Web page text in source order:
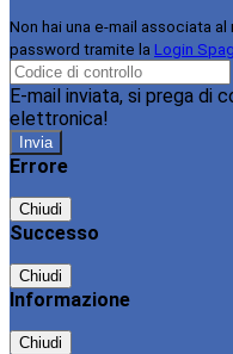
Non hai una e-mail associata
password tramite la Login
E-mail inviata, si prega di
elettronica!
Errore
Chiudi
Successo
Chiudi
Informazione
Chiudi